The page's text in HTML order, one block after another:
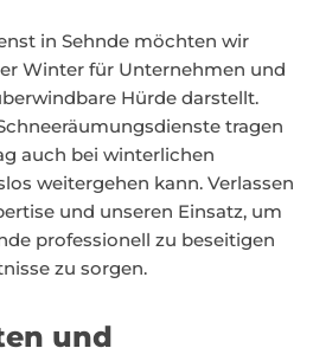
in Sehnde möchten wir
Winter für Unternehmen und
Hürde darstellt.
tragen
auch bei winterlichen
weitergehen kann. Verlassen
und unseren Einsatz, um
professionell zu beseitigen
zu sorgen.
und